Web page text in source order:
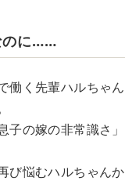
のに……
働く先輩ハルちゃ
子の嫁の非常識さ
び悩むハルちゃん